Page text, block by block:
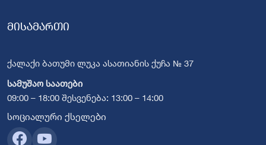
მისამართი
ქალაქი ბათუმი ლუკა ასათიანის ქუჩა № 37
სამუშაო საათები
09:00 – 18:00 შესვენება: 13:00 – 14:00
სოციალური ქსელები